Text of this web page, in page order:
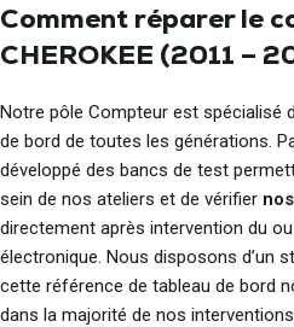
Comment réparer le
CHEROKEE (2011 –
Notre pôle Compteur est spécialisé
de bord de toutes les générations.
développé des bancs de test
sein de nos ateliers et de vérifier
directement après intervention du
électronique. Nous disposons d’un
cette référence de tableau de bord
dans la majorité de nos